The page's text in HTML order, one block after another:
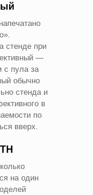
стенде при
—
с пула за
обычно
стенда и
в
по
вверх.
на один